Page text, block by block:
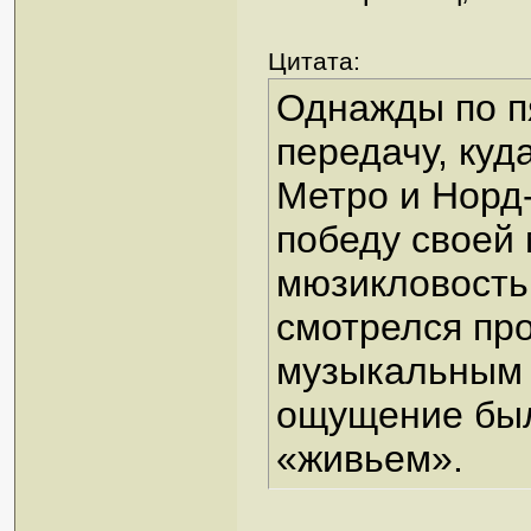
Цитата:
Однажды по
передачу,
Метро и
победу
смотрелся
музыкальным
ощущение
«живьем».